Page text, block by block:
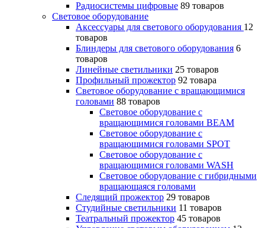
Радиосистемы цифровые 89 товаров
Световое оборудование
Аксессуары для светового оборудования 12
товаров
Блиндеры для светового оборудования 6
товаров
Линейные светильники 25 товаров
Профильный прожектор 92 товара
Световое оборудование с вращающимися
головами 88 товаров
Световое оборудование с
вращающимися головами BEAM
Световое оборудование с
вращающимися головами SPOT
Световое оборудование с
вращающимися головами WASH
Световое оборудование с гибридными
вращающаяся головами
Следящий прожектор 29 товаров
Студийные светильники 11 товаров
Театральный прожектор 45 товаров